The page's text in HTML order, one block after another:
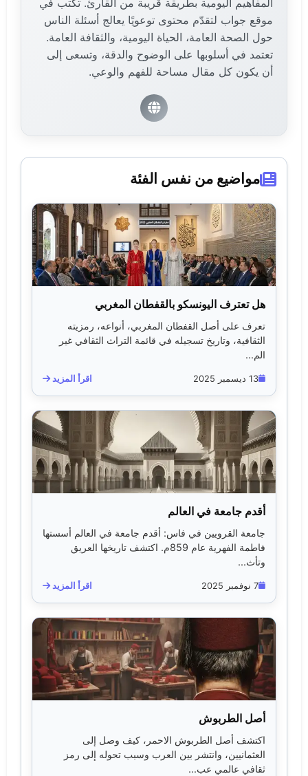
المفاهيم اليومية بطريقة قريبة من القارئ. تكتب في
موقع جواب لتقدّم محتوى توعويًا يعالج أسئلة الناس
حول الصحة العامة، الحياة اليومية، والثقافة العامة.
تعتمد في أسلوبها على الوضوح والدقة، وتسعى إلى
أن يكون كل مقال مساحة للفهم والوعي.
مواضيع من نفس الفئة
هل تعترف اليونسكو بالقفطان المغربي
تعرف على أصل القفطان المغربي، أنواعه، رمزيته
الثقافية، وتاريخ تسجيله في قائمة التراث الثقافي غير
الم...
13 ديسمبر 2025 اقرأ المزيد
أقدم جامعة في العالم
جامعة القرويين في فاس: أقدم جامعة في العالم أسستها
فاطمة الفهرية عام 859م. اكتشف تاريخها العريق
وتأث...
7 نوفمبر 2025 اقرأ المزيد
أصل الطربوش
اكتشف أصل الطربوش الاحمر، كيف وصل إلى
العثمانيين، وانتشر بين العرب وسبب تحوله إلى رمز
ثقافي عالمي عب...